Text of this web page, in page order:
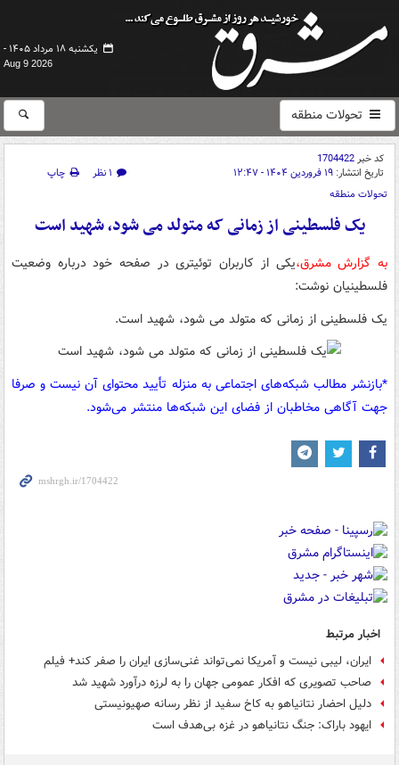
یکشنبه ۱۸ مرداد ۱۴۰۵ -
Aug 9 2026
تحولات منطقه
کد خبر1704422
تاریخ انتشار: ۱۹ فروردین ۱۴۰۴ - ۱۲:۴۷ ۱ نظر
چاپ
تحولات منطقه
یک فلسطینی از زمانی که متولد می شود، شهید است
به گزارش مشرق،یکی از کاربران توئیتری در صفحه خود درباره وضعیت
فلسطینیان نوشت:
یک فلسطینی از زمانی که متولد می شود، شهید است.
*بازنشر مطالب شبکه‌های اجتماعی به منزله تأیید محتوای آن نیست و صرفا
جهت آگاهی مخاطبان از فضای این شبکه‌ها منتشر می‌شود.
اخبار مرتبط
ایران، لیبی نیست و آمریکا نمی‌تواند غنی‌سازی ایران را صفر کند+ فیلم
صاحب تصویری که افکار عمومی جهان را به لرزه درآورد شهید شد
دلیل احضار نتانیاهو به کاخ سفید از نظر رسانه صهیونیستی
ایهود باراک: جنگ نتانیاهو در غزه بی‌هدف است